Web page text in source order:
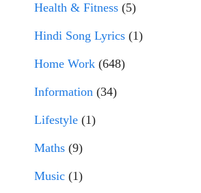
Health & Fitness (5)
Hindi Song Lyrics (1)
Home Work (648)
Information (34)
Lifestyle (1)
Maths (9)
Music (1)